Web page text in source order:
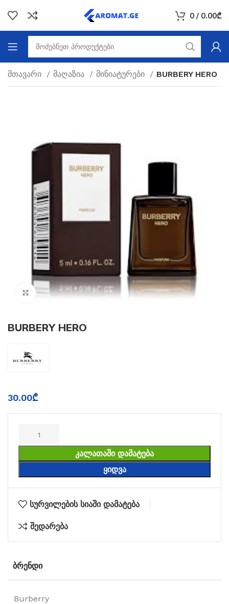
0 / 0.00₾
მთავარი მაღაზია მინიატურები BURBERY HERO
Click to enlarge
BURBERY HERO
30.00₾
ᲙᲐᲚᲐᲗᲐᲨᲘ ᲓᲐᲛᲐᲢᲔᲑᲐ
ᲧᲘᲓᲕᲐ
სურვილების სიაში დამატება
შედარება
ᲑᲠᲔᲜᲓᲘ
Burberry